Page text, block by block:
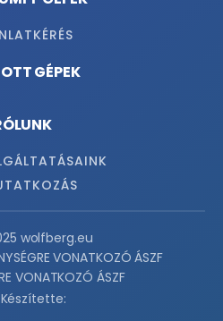
GÉPEK
wolfberg.eu
VONATKOZÓ ÁSZF
VONATKOZÓ ÁSZF
Készítette: